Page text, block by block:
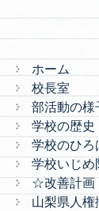
ホーム
校長室
部活動の様
学校の歴史
学校のひろ
学校いじめ
☆改善計画
山梨県人権